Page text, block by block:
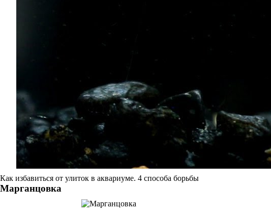
Как избавиться от улиток в аквариуме. 4 способа борьбы
Марганцовка